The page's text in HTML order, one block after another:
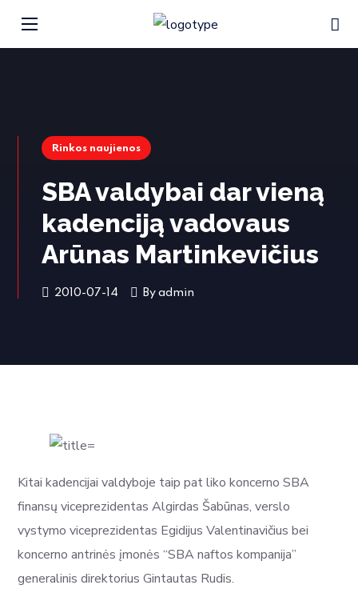
Rinkos naujienos
SBA valdybai dar vieną
kadenciją vadovaus
Arūnas Martinkevičius
2010-07-14 Byadmin
Kitai kadencijai valdyboje taip pat liko koncerno SBA
finansų viceprezidentas Algirdas Šabūnas, verslo
vystymo viceprezidentas Egidijus Valentinavičius bei
koncerno antrinės įmonės “SBA naftos kompanija”
generalinis direktorius Gintautas Rudis.